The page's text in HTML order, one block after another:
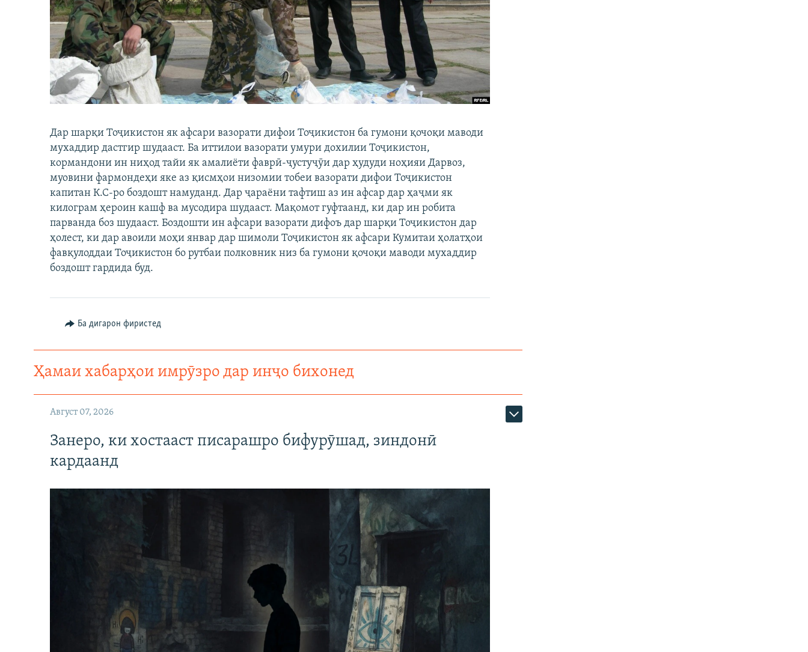
Дар шарқи Тоҷикистон як афсари вазорати дифои Тоҷикистон ба гумони қочоқи маводи
мухаддир дастгир шудааст. Ба иттилои вазорати умури дохилии Тоҷикистон,
кормандони ин ниҳод тайи як амалиёти фаврӣ-ҷустуҷӯи дар ҳудуди ноҳияи Дарвоз,
муовини фармондеҳи яке аз қисмҳои низомии тобеи вазорати дифои Тоҷикистон
капитан К.С-ро боздошт намуданд. Дар ҷараёни тафтиш аз ин афсар дар ҳаҷми як
килограм ҳероин кашф ва мусодира шудааст. Мақомот гуфтаанд, ки дар ин робита
парванда боз шудааст. Боздошти ин афсари вазорати дифоъ дар шарқи Тоҷикистон дар
ҳолест, ки дар авоили моҳи январ дар шимоли Тоҷикистон як афсари Кумитаи ҳолатҳои
фавқулоддаи Тоҷикистон бо рутбаи полковник низ ба гумони қочоқи маводи мухаддир
боздошт гардида буд.
Ба дигарон фиристед
Ҳамаи хабарҳои имрӯзро дар инҷо бихонед
Август 07, 2026
Занеро, ки хостааст писарашро бифурӯшад, зиндонӣ
кардаанд